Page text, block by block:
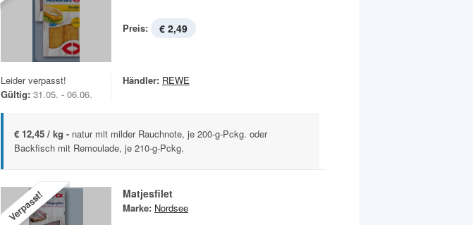
Preis: € 2,49
Leider verpasst!
Gültig: 31.05. - 06.06.
Händler: REWE
€ 12,45 / kg - natur mit milder Rauchnote, je 200-g-Pckg. oder
Backfisch mit Remoulade, je 210-g-Pckg.
Verpasst! Matjesfilet
Marke: Nordsee